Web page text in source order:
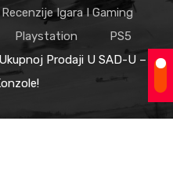
Igara I Gaming
Playstation
PS5
Prodaji U SAD-U –